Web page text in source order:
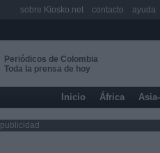
Periódicos de Colombia
Toda la prensa de hoy
Inicio África
publicidad
sobre Kiosko.net contacto ayuda